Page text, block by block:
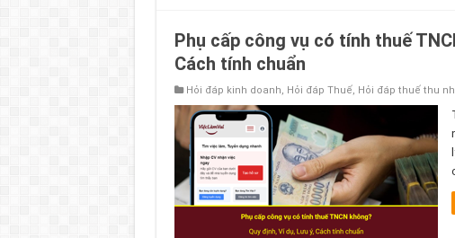
Phụ cấp công vụ có tính thuế
Cách tính chuẩn
Hỏi đáp kinh doanh, Hỏi đáp Thuế, Hỏi đáp thuế thu